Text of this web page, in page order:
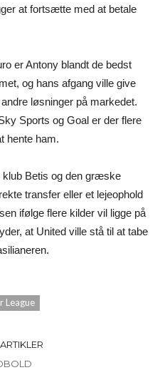
at fortsætte med at betale
er Antony blandt de bedst
og hans afgang ville give
løsninger på markedet.
Sports og Goal er der flere
hente ham.
Betis og den græske
transfer eller et lejeophold
ifølge flere kilder vil ligge på
at United ville stå til at tabe
League